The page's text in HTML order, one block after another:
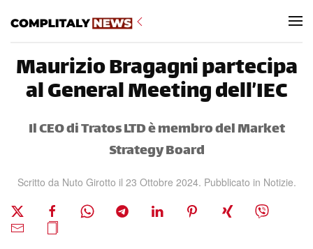
Maurizio Bragagni partecipa
al General Meeting dell’IEC
Il CEO di Tratos LTD è membro del Market
Strategy Board
Scritto da Nuto Girotto il 23 Ottobre 2024. Pubblicato in Notizie.